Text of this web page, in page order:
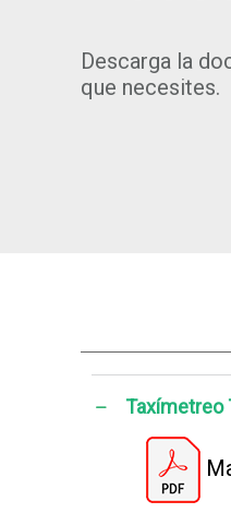
Descarga la
que necesites.
Taxímetreo